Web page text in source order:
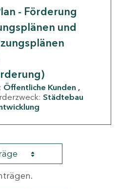
- Förderung
und
Öffentliche Kunden
Städtebau